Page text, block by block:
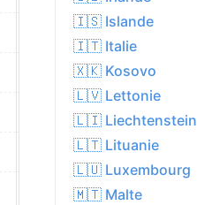
14.5°C
46%
13.7 kph
0.0 mm
7.0
🇮🇸 Islande
🇮🇹 Italie
🇽🇰 Kosovo
🇱🇻 Lettonie
🇱🇮 Liechtenstein
🇱🇹 Lituanie
🇱🇺 Luxembourg
🇲🇹 Malte